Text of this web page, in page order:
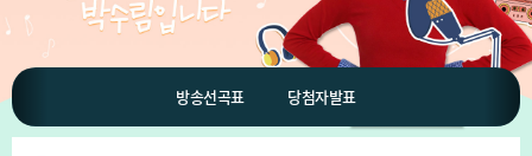
방송선곡표 당첨자발표